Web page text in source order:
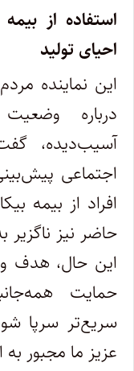
استفاده از
احیای تولید
این نماینده
درباره
آسیب‌دیده،
اجتماعی
افراد از بیمه
حاضر نیز
این حال، هدف
حمایت
سریع‌تر سرپا
عزیز ما مجبور